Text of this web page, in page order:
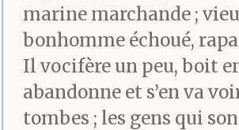
autres, les
ceux qui jadis
s’activèrent au
d’un formica usé,
marine marchande ;
bonhomme échoué,
Il vocifère un peu, boit
abandonne et s’en va
tombes ; les gens qui